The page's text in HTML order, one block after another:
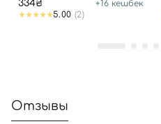
334₴ +16 кешбек
5.00 (2)
Отзывы